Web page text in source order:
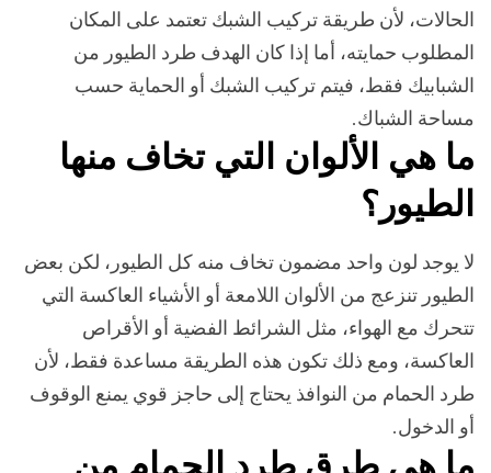
الحالات، لأن طريقة تركيب الشبك تعتمد على المكان
المطلوب حمايته، أما إذا كان الهدف طرد الطيور من
الشبابيك فقط، فيتم تركيب الشبك أو الحماية حسب
مساحة الشباك.
ما هي الألوان التي تخاف منها
الطيور؟
لا يوجد لون واحد مضمون تخاف منه كل الطيور، لكن بعض
الطيور تنزعج من الألوان اللامعة أو الأشياء العاكسة التي
تتحرك مع الهواء، مثل الشرائط الفضية أو الأقراص
العاكسة، ومع ذلك تكون هذه الطريقة مساعدة فقط، لأن
طرد الحمام من النوافذ يحتاج إلى حاجز قوي يمنع الوقوف
أو الدخول.